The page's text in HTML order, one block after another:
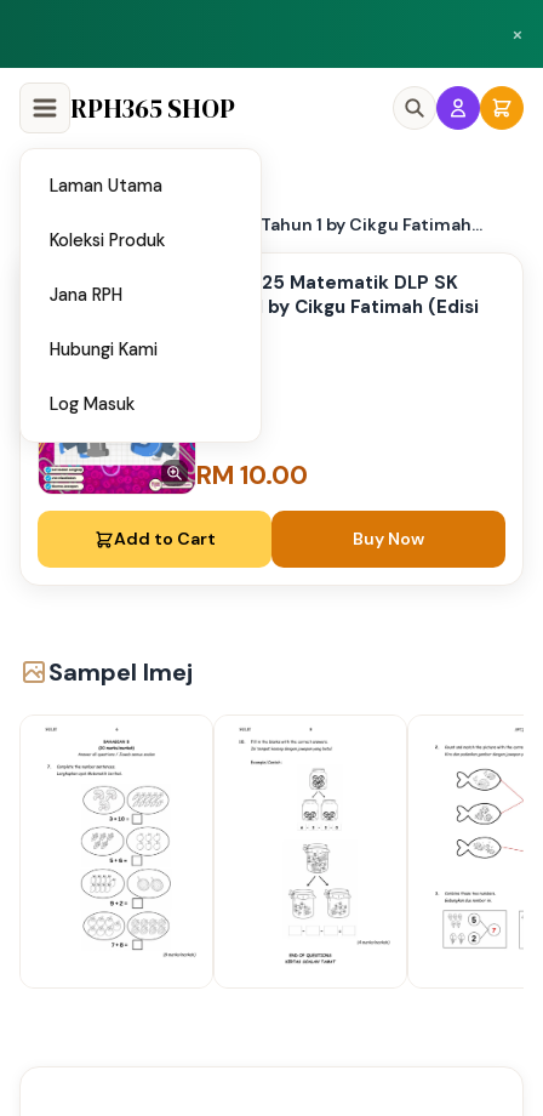
×
Laman Utama
Koleksi Produk
Jana RPH
Hubungi Kami
Log Masuk
RPH365 SHOP
Home
PPT 2025 Matematik DLP SK Tahun 1 by Cikgu Fatimah...
PPT 2025 Matematik DLP SK
Tahun 1 by Cikgu Fatimah (Edisi
RM 10.00
Add to Cart Buy Now
Sampel Imej